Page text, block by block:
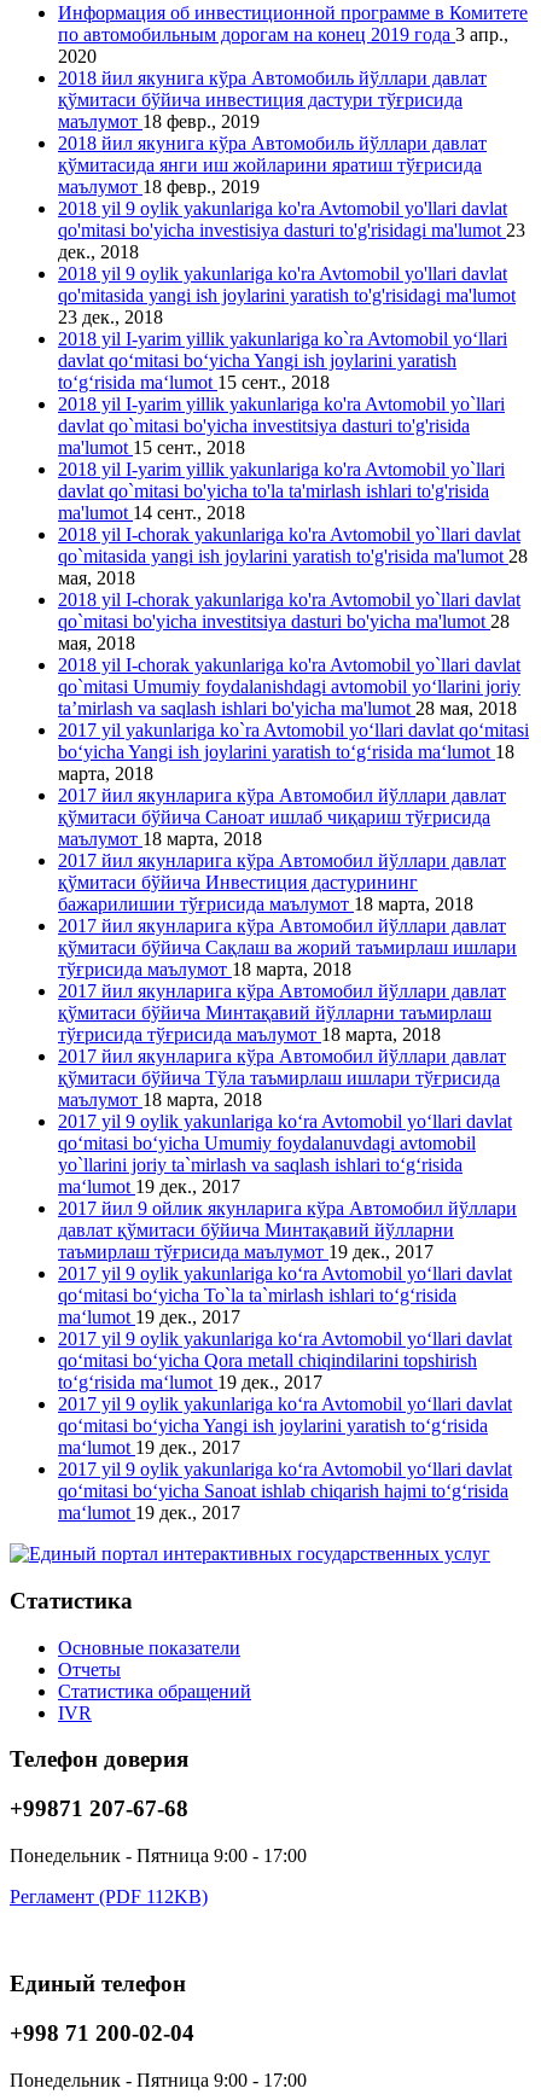
Информация об инвестиционной программе в Комитете
по автомобильным дорогам на конец 2019 года 3 апр.,
2020
2018 йил якунига кўра Автомобиль йўллари давлат
қўмитаси бўйича инвестиция дастури тўғрисида
маълумот 18 февр., 2019
2018 йил якунига кўра Автомобиль йўллари давлат
қўмитасида янги иш жойларини яратиш тўғрисида
маълумот 18 февр., 2019
2018 yil 9 oylik yakunlariga ko'ra Avtomobil yo'llari davlat
qo'mitasi bo'yicha investisiya dasturi to'g'risidagi ma'lumot 23
дек., 2018
2018 yil 9 oylik yakunlariga ko'ra Avtomobil yo'llari davlat
qo'mitasida yangi ish joylarini yаratish to'g'risidagi ma'lumot
23 дек., 2018
2018 yil I-yarim yillik yakunlariga ko`ra Avtomobil yo‘llari
davlat qo‘mitasi bo‘yicha Yangi ish joylarini yaratish
to‘g‘risida ma‘lumot 15 сент., 2018
2018 yil I-yarim yillik yakunlariga ko'ra Avtomobil yo`llari
davlat qo`mitasi bo'yicha investitsiya dasturi to'g'risida
ma'lumot 15 сент., 2018
2018 yil I-yarim yillik yakunlariga ko'ra Avtomobil yo`llari
davlat qo`mitasi bo'yicha to'la ta'mirlash ishlari to'g'risida
ma'lumot 14 сент., 2018
2018 yil I-chorak yakunlariga ko'ra Avtomobil yo`llari davlat
qo`mitasida yangi ish joylarini yaratish to'g'risida ma'lumot 28
мая, 2018
2018 yil I-chorak yakunlariga ko'ra Avtomobil yo`llari davlat
qo`mitasi bo'yicha investitsiya dasturi bo'yicha ma'lumot 28
мая, 2018
2018 yil I-chorak yakunlariga ko'ra Avtomobil yo`llari davlat
qo`mitasi Umumiy foydalanishdagi avtomobil yo‘llarini joriy
ta’mirlash va saqlash ishlari bo'yicha ma'lumot 28 мая, 2018
2017 yil yakunlariga ko`ra Avtomobil yo‘llari davlat qo‘mitasi
bo‘yicha Yangi ish joylarini yaratish to‘g‘risida ma‘lumot 18
марта, 2018
2017 йил якунларига кўра Автомобил йўллари давлат
қўмитаси бўйича Саноат ишлаб чиқариш тўғрисида
маълумот 18 марта, 2018
2017 йил якунларига кўра Автомобил йўллари давлат
қўмитаси бўйича Инвестиция дастурининг
бажарилишии тўғрисида маълумот 18 марта, 2018
2017 йил якунларига кўра Автомобил йўллари давлат
қўмитаси бўйича Сақлаш ва жорий таъмирлаш ишлари
тўғрисида маълумот 18 марта, 2018
2017 йил якунларига кўра Автомобил йўллари давлат
қўмитаси бўйича Минтақавий йўлларни таъмирлаш
тўғрисида тўғрисида маълумот 18 марта, 2018
2017 йил якунларига кўра Автомобил йўллари давлат
қўмитаси бўйича Тўла таъмирлаш ишлари тўғрисида
маълумот 18 марта, 2018
2017 yil 9 oylik yakunlariga ko‘ra Avtomobil yo‘llari davlat
qo‘mitasi bo‘yicha Umumiy foydalanuvdagi avtomobil
yo`llarini joriy ta`mirlash va saqlash ishlari to‘g‘risida
ma‘lumot 19 дек., 2017
2017 йил 9 ойлик якунларига кўра Автомобил йўллари
давлат қўмитаси бўйича Минтақавий йўлларни
таъмирлаш тўғрисида маълумот 19 дек., 2017
2017 yil 9 oylik yakunlariga ko‘ra Avtomobil yo‘llari davlat
qo‘mitasi bo‘yicha To`la ta`mirlash ishlari to‘g‘risida
ma‘lumot 19 дек., 2017
2017 yil 9 oylik yakunlariga ko‘ra Avtomobil yo‘llari davlat
qo‘mitasi bo‘yicha Qora metall chiqindilarini topshirish
to‘g‘risida ma‘lumot 19 дек., 2017
2017 yil 9 oylik yakunlariga ko‘ra Avtomobil yo‘llari davlat
qo‘mitasi bo‘yicha Yangi ish joylarini yaratish to‘g‘risida
ma‘lumot 19 дек., 2017
2017 yil 9 oylik yakunlariga ko‘ra Avtomobil yo‘llari davlat
qo‘mitasi bo‘yicha Sanoat ishlab chiqarish hajmi to‘g‘risida
ma‘lumot 19 дек., 2017
Статистика
Основные показатели
Отчеты
Статистика обращений
IVR
Телефон доверия
+99871 207-67-68
Понедельник - Пятница 9:00 - 17:00
Регламент (PDF 112KB)
Единый телефон
+998 71 200-02-04
Понедельник - Пятница 9:00 - 17:00